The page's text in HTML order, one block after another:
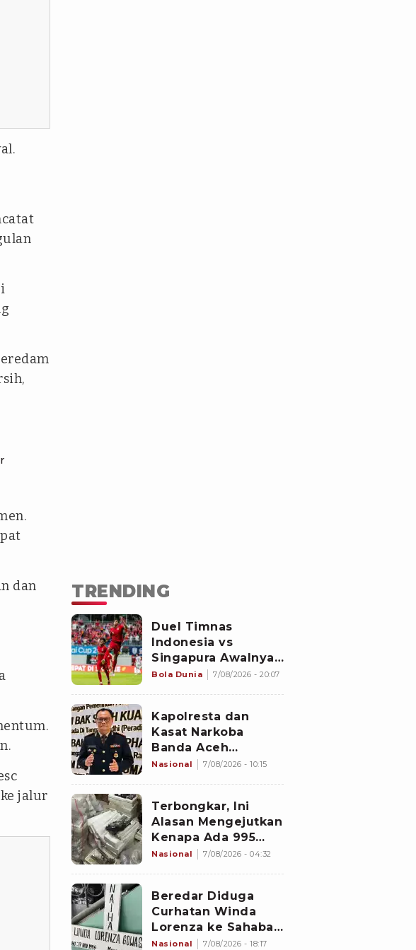
dan
jalur
TRENDING
Duel Timnas
Indonesia vs
Singapura Awalnya
Bukan di Stadion
Bola Dunia 7/08/2026 - 20:07
Kapolresta dan
Kasat Narkoba
Banda Aceh
Diperiksa
Nasional 7/08/2026 - 10:15
Terbongkar, Ini
Alasan Mengejutkan
Kenapa Ada 995
Senjata di Dalam
Nasional 7/08/2026 - 04:32
Beredar Diduga
Curhatan Winda
Lorenza ke Sahabat,
Temukan Fakta
Nasional 7/08/2026 - 18:17